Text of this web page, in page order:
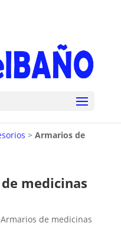
> Armarios de
medicinas
de medicinas